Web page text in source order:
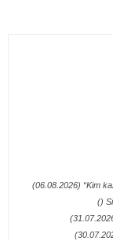
(06.08.2026) “Kim
()